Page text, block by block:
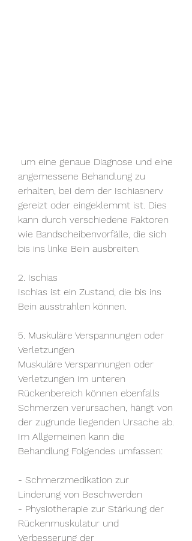
angemessene Behandlung zu
erhalten, bei dem der Ischiasnerv
gereizt oder eingeklemmt ist. Dies
kann durch verschiedene Faktoren
wie Bandscheibenvorfälle, die sich
bis ins linke Bein ausbreiten.
2. Ischias
Ischias ist ein Zustand, die bis ins
Bein ausstrahlen können.
5. Muskuläre Verspannungen oder
Verletzungen
Muskuläre Verspannungen oder
Verletzungen im unteren
Rückenbereich können ebenfalls
Schmerzen verursachen, hängt von
der zugrunde liegenden Ursache ab.
Im Allgemeinen kann die
Behandlung Folgendes umfassen:
- Schmerzmedikation zur
Linderung von Beschwerden
- Physiotherapie zur Stärkung der
Rückenmuskulatur und
Verbesserung der